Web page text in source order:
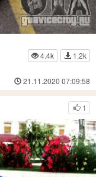
4.4k
1.2k
21.11.2020 07:09:58
1